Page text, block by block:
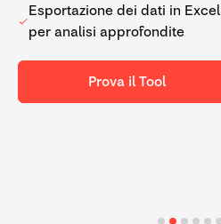
Esportazione dei dati in Excel
per analisi approfondite
Prova il Tool